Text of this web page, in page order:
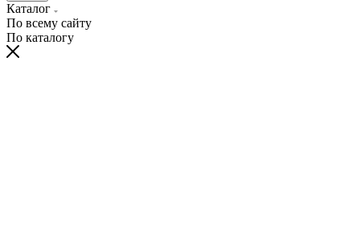
Каталог
По всему сайту
По каталогу